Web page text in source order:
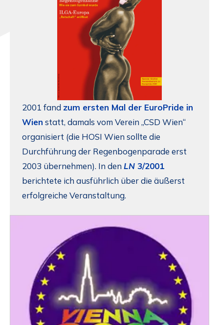
2001 fand zum ersten Mal der EuroPride in
Wien statt, damals vom Verein „CSD Wien“
organisiert (die HOSI Wien sollte die
Durchführung der Regenbogenparade erst
2003 übernehmen). In den LN 3/2001
berichtete ich ausführlich über die äußerst
erfolgreiche Veranstaltung.